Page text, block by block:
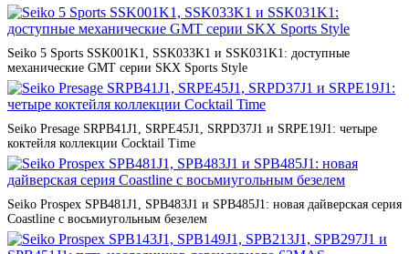
Seiko 5 Sports SSK001K1, SSK033K1 и SSK031K1: доступные
механические GMT серии SKX Sports Style
Seiko Presage SRPB41J1, SRPE45J1, SRPD37J1 и SRPE19J1: четыре
коктейля коллекции Cocktail Time
Seiko Prospex SPB481J1, SPB483J1 и SPB485J1: новая дайверская серия
Coastline с восьмиугольным безелем